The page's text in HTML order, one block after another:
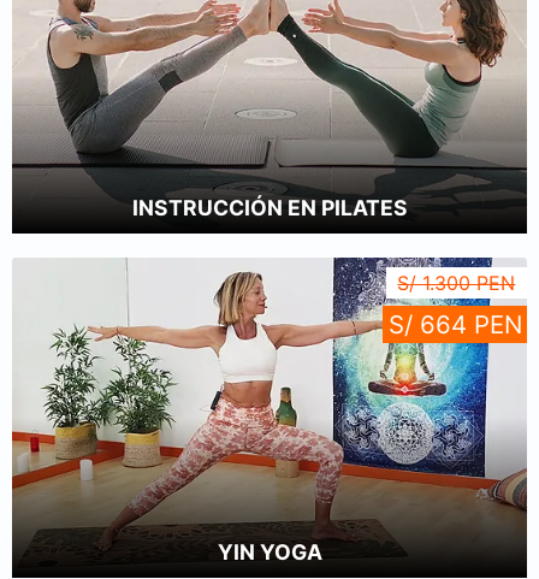
INSTRUCCIÓN EN PILATES
YIN YOGA
S/ 664 PEN
S/ 1.300 PEN